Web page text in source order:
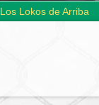
Los Lokos de Arriba